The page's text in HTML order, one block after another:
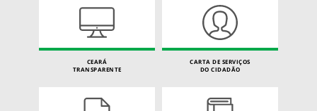
CEARÁ
TRANSPARENTE
CARTA DE SERVIÇOS
DO CIDADÃO